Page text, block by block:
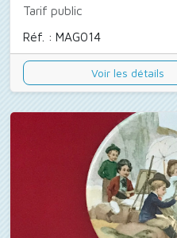
Tarif public
Réf. : MAG014
Voir les détails